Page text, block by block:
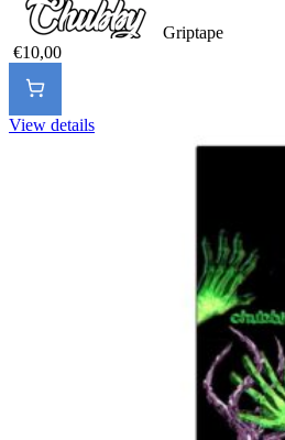
Griptape
€10,00
View details